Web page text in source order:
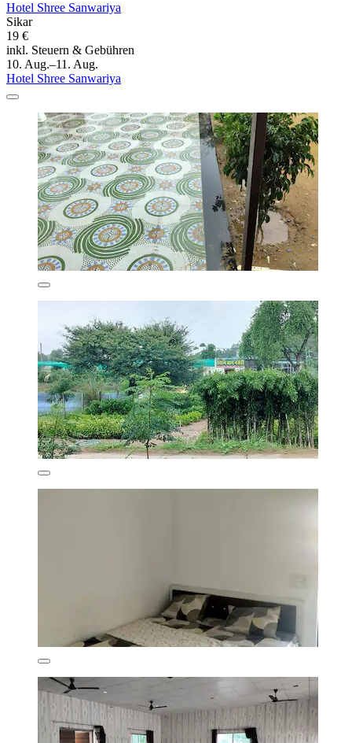
Hotel Shree Sanwariya
Sikar
19 €
inkl. Steuern & Gebühren
10. Aug.–11. Aug.
Hotel Shree Sanwariya